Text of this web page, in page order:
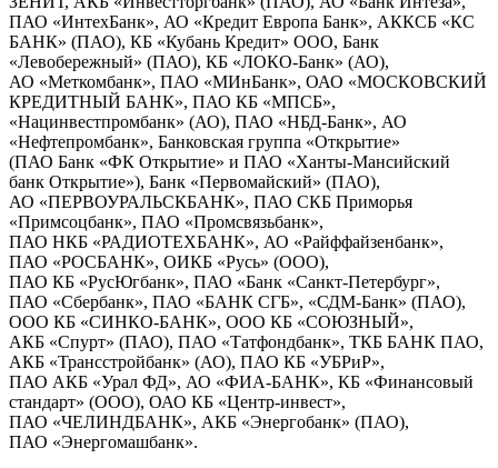
ПАО «ИнтехБанк», АО «Кредит Европа Банк», АККСБ «КС
БАНК» (ПАО), КБ «Кубань Кредит» ООО, Банк
«Левобережный» (ПАО), КБ «ЛОКО-Банк» (АО),
АО «Меткомбанк», ПАО «МИнБанк», ОАО «МОСКОВСКИЙ
КРЕДИТНЫЙ БАНК», ПАО КБ «МПСБ»,
«Нацинвестпромбанк» (АО), ПАО «НБД-Банк», АО
«Нефтепромбанк», Банковская группа «Открытие»
(ПАО Банк «ФК Открытие» и ПАО «Ханты-Мансийский
банк Открытие»), Банк «Первомайский» (ПАО),
АО «ПЕРВОУРАЛЬСКБАНК», ПАО СКБ Приморья
«Примсоцбанк», ПАО «Промсвязьбанк»,
ПАО НКБ «РАДИОТЕХБАНК», АО «Райффайзенбанк»,
ПАО «РОСБАНК», ОИКБ «Русь» (ООО),
ПАО КБ «РусЮгбанк», ПАО «Банк «Санкт-Петербург»,
ПАО «Сбербанк», ПАО «БАНК СГБ», «СДМ-Банк» (ПАО),
ООО КБ «СИНКО-БАНК», ООО КБ «СОЮЗНЫЙ»,
АКБ «Спурт» (ПАО), ПАО «Татфондбанк», ТКБ БАНК ПАО,
АКБ «Трансстройбанк» (АО), ПАО КБ «УБРиР»,
ПАО АКБ «Урал ФД», АО «ФИА-БАНК», КБ «Финансовый
стандарт» (ООО), ОАО КБ «Центр-инвест»,
ПАО «ЧЕЛИНДБАНК», АКБ «Энергобанк» (ПАО),
ПАО «Энергомашбанк».